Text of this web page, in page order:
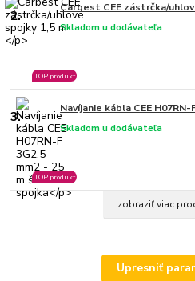
2. Carbest CEE zástrčka/
Skladom u dodávateľa
TOP produkt
3. Navíjanie kábla CEE
Skladom u dodávateľa
TOP produkt
zobraziť viac
Upresniť